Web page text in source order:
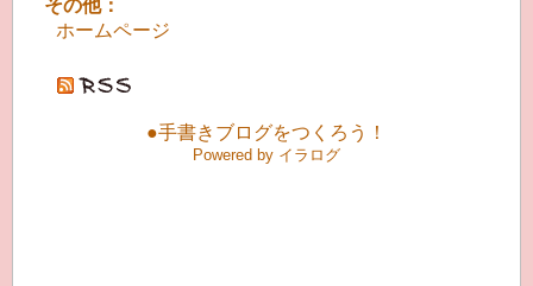
その他：
ホームページ
●手書きブログをつくろう！
Powered by イラログ